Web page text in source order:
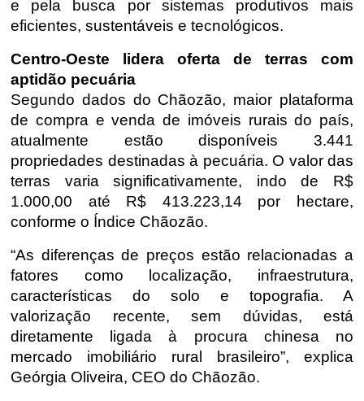
e pela busca por sistemas produtivos mais
eficientes, sustentáveis e tecnológicos.
Centro-Oeste lidera oferta de terras com
aptidão pecuária
Segundo dados do Chãozão, maior plataforma
de compra e venda de imóveis rurais do país,
atualmente estão disponíveis 3.441
propriedades destinadas à pecuária. O valor das
terras varia significativamente, indo de R$
1.000,00 até R$ 413.223,14 por hectare,
conforme o Índice Chãozão.
“As diferenças de preços estão relacionadas a
fatores como localização, infraestrutura,
características do solo e topografia. A
valorização recente, sem dúvidas, está
diretamente ligada à procura chinesa no
mercado imobiliário rural brasileiro”, explica
Geórgia Oliveira, CEO do Chãozão.